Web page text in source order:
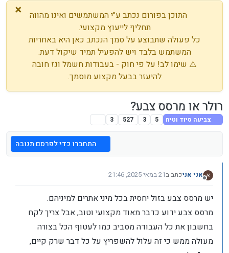
×
התוכן בפורום נכתב ע"י המשתמשים ואינו מהווה
תחליף לייעוץ מקצועי.
כל פעולה שתבוצע על סמך הנכתב כאן היא באחריות
המשתמש בלבד ויש להפעיל תמיד שיקול דעת.
⚠️ שימו לב! על פי חוק - בעבודות חשמל וגז חובה
להיעזר בבעל מקצוע מוסמך.
רולר או מרסס צבע?
צביעה סיוד וטיח 5
3
527
3
התחברו כדי לפרסם תגובה
מנותק
אני אניכתב ב21 במאי 2025, 21:46
נערך לאחרונה על ידי
יש מרסס צבע בזול יחסית בכל מיני אתרים למיניהם.
מרסס צבע ידוע כדבר מאוד מקצועי וטוב, אבל צריך לקח
בחשבון את כל העבודה מסביב כמו לעטוף הכל בצורה
מעולה ממש כי זה עלול להשפריץ על כל דבר שרק קיים,